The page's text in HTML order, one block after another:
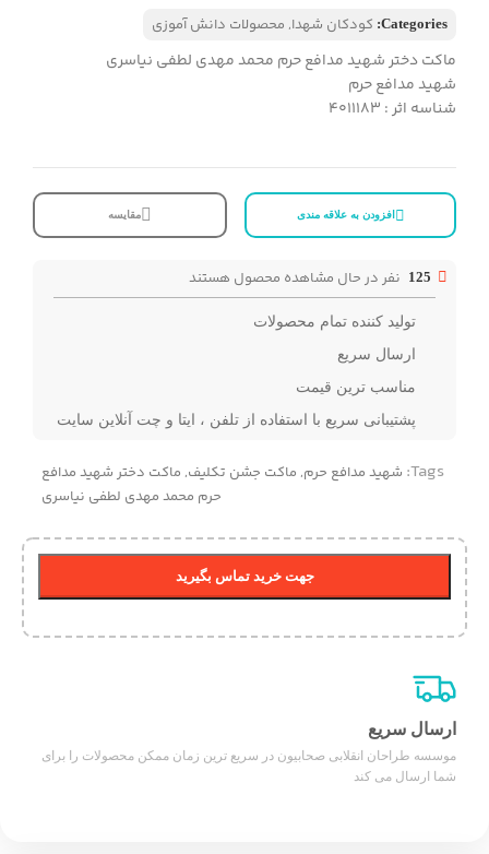
Categories: کودکان شهدا, محصولات دانش آموزی
ماکت دختر شهید مدافع حرم محمد مهدی لطفی نیاسری
شهید مدافع حرم
شناسه اثر : 4011183
افزودن به علاقه مندی مقایسه
125 نفر در حال مشاهده محصول هستند
تولید کننده تمام محصولات
ارسال سریع
مناسب ترین قیمت
پشتیبانی سریع با استفاده از تلفن ، ایتا و چت آنلاین سایت
Tags: شهید مدافع حرم, ماکت جشن تکلیف, ماکت دختر شهید مدافع
حرم محمد مهدی لطفی نیاسری
جهت خرید تماس بگیرید
ارسال سریع
موسسه طراحان انقلابی صحابیون در سریع ترین زمان ممکن محصولات را برای
شما ارسال می کند